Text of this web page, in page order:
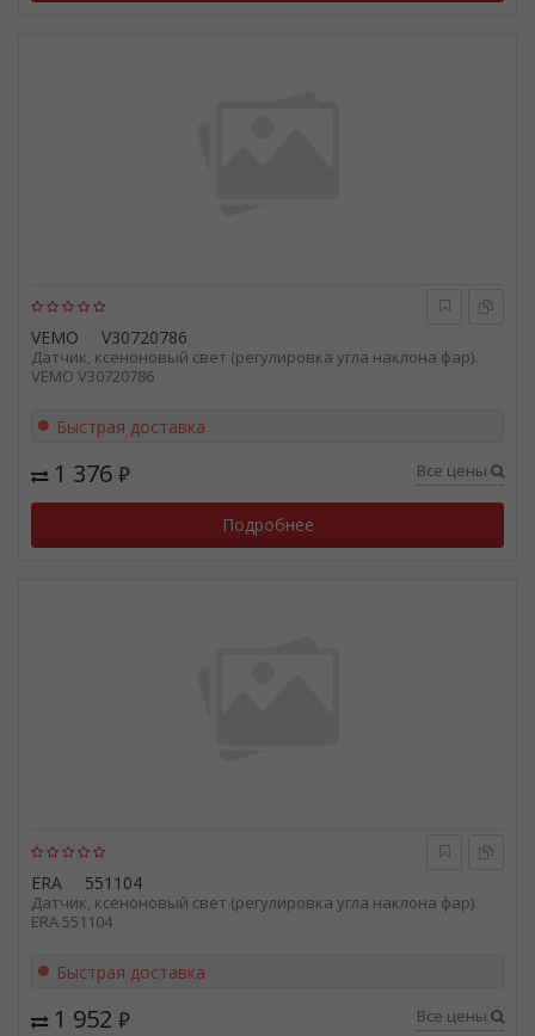
VEMO V30720786
Датчик, ксеноновый свет (регулировка угла наклона фар).
VEMO V30720786
Быстрая доставка
1 376 ₽ Все цены
Подробнее
ERA 551104
Датчик, ксеноновый свет (регулировка угла наклона фар).
ERA 551104
Быстрая доставка
1 952 ₽ Все цены